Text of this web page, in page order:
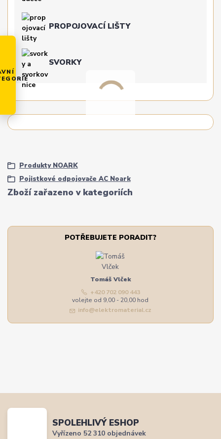
PROPOJOVACÍ LIŠTY
SVORKY
Zboží zařazeno v kategoriích
Produkty NOARK
Pojistkové odpojovače AC Noark
POTŘEBUJETE PORADIT?
Tomáš Vlček
+420 702 090 443
volejte od 9,00 - 20,00 hod
info@elektromaterial.cz
SPOLEHLIVÝ ESHOP
Vyřízeno 52 310 objednávek